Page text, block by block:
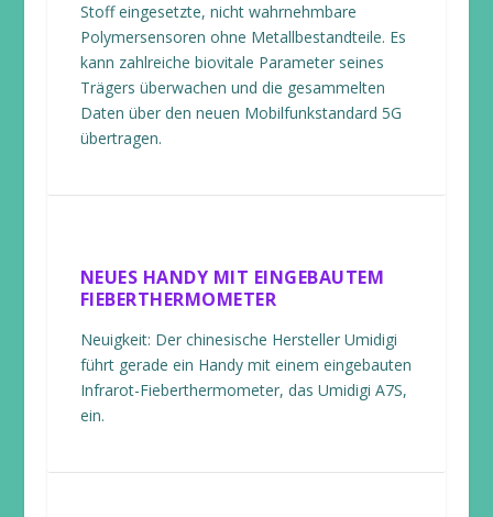
Stoff eingesetzte, nicht wahrnehmbare
Polymersensoren ohne Metallbestandteile. Es
kann zahlreiche biovitale Parameter seines
Trägers überwachen und die gesammelten
Daten über den neuen Mobilfunkstandard 5G
übertragen.
NEUES HANDY MIT EINGEBAUTEM
FIEBERTHERMOMETER
Neuigkeit: Der chinesische Hersteller Umidigi
führt gerade ein Handy mit einem eingebauten
Infrarot-Fieberthermometer, das Umidigi A7S,
ein.